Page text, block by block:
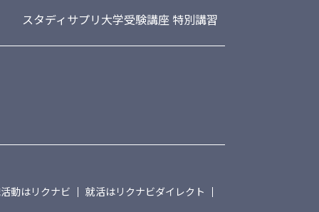
スタディサプリ大学受験講座 特別講習
動はリクナビ
就活はリクナビダイレクト